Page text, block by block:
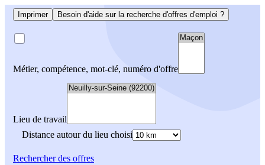
Imprimer Besoin d'aide sur la recherche d'offres d'emploi ?
Métier, compétence, mot-clé, numéro d'offre
Lieu de travail
Distance autour du lieu choisi
Rechercherdes offres